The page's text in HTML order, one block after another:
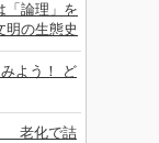
「論理」を
明の生態史
よう！ ど
老化で詰